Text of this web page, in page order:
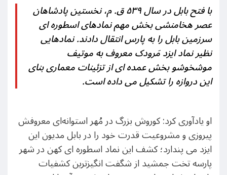
با فتح بابل در سال ۵۳۹ ق. م، نخستین پادشاهان
عصر هخامنشی بخش مهم نمادهای اسطوره ای
سرزمین بابل را به پارس انتقال دادند. نمادهایی
نظیر نماد ایزد مَرودک معروف به موتیف
موشخوشو بخش عمده ای از تزئینات معماری بنای
این دروازه را تشکیل می داده است.
او یادآوری کرد: کوروش بزرگ در مُهر استوانه‌ای معروفش
پیروزی و مشروعیت قدرت خود را در بابل مدیون این
ایزد می پندارد؛ کشف این نماد اسطوره ای کهن در شهر
پارسه تخت جمشید از شگفت انگیزترین کشفیات